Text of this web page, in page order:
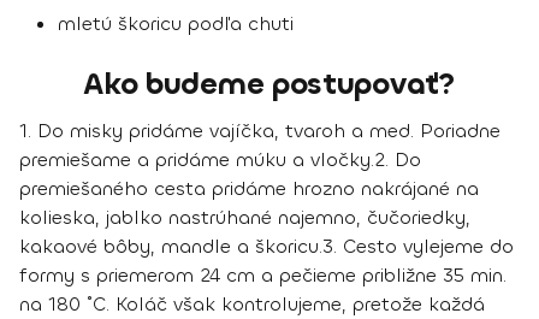
mletú škoricu podľa chuti
Ako budeme postupovať?
1. Do misky pridáme vajíčka, tvaroh a med. Poriadne
premiešame a pridáme múku a vločky.2. Do
premiešaného cesta pridáme hrozno nakrájané na
kolieska, jablko nastrúhané najemno, čučoriedky,
kakaové bôby, mandle a škoricu.3. Cesto vylejeme do
formy s priemerom 24 cm a pečieme približne 35 min.
na 180 ˚C. Koláč však kontrolujeme, pretože každá